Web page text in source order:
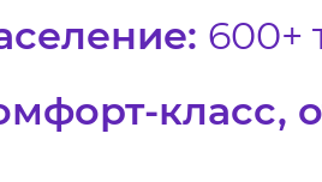
600+
класс,